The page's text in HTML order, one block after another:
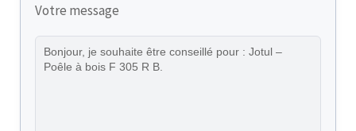
Votre message